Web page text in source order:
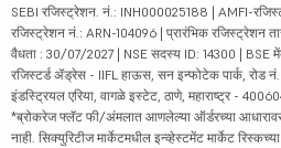
SEBI रजिस्ट्रेशन. नं.: INH000025188 | AMFI-
रजिस्ट्रेशन नं.: ARN-104096 | प्रारंभिक रजिस्ट्रेशन
वैधता : 30/07/2027 | NSE सदस्य ID: 14300 | BSE
रजिस्टर्ड ॲड्रेस - IIFL हाऊस, सन इन्फोटेक पार्क, रोड
इंडस्ट्रियल एरिया, वागळे इस्टेट, ठाणे, महाराष्ट्र -
*ब्रोकरेज फ्लॅट फी/अंमलात आणलेल्या ऑर्डरच्या
नाही. सिक्युरिटीज मार्केटमधील इन्व्हेस्टमेंट मार्केट